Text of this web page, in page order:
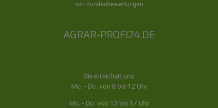
von Kundenbewertungen
AGRAR-PROFI24.DE
Sie erreichen uns
Mo. - Do. von 8 bis 12 Uhr
Mo. - Do. von 13 bis 17 Uhr